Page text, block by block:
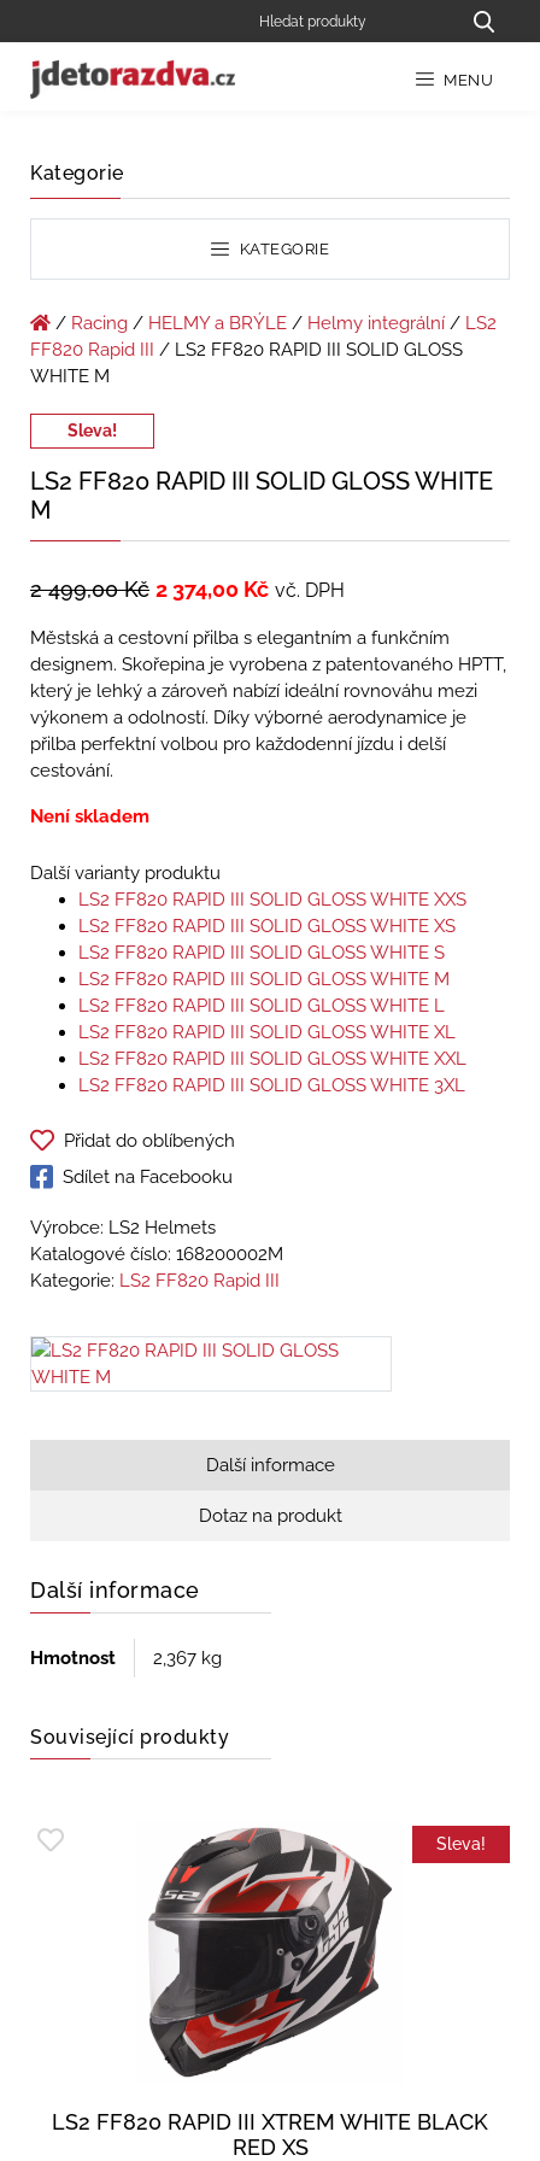
MENU
Kategorie
KATEGORIE
/ Racing / HELMY a BRÝLE / Helmy integrální / LS2
FF820 Rapid III
/ LS2 FF820 RAPID III SOLID GLOSS
WHITE M
Sleva!
LS2 FF820 RAPID III SOLID GLOSS WHITE
M
2 499,00Kč 2 374,00 Kč vč. DPH
Městská a cestovní přilba s elegantním a funkčním
designem. Skořepina je vyrobena z patentovaného HPTT,
který je lehký a zároveň nabízí ideální rovnováhu mezi
výkonem a odolností. Díky výborné aerodynamice je
přilba perfektní volbou pro každodenní jízdu i delší
cestování.
Není skladem
Další varianty produktu
LS2 FF820 RAPID III SOLID GLOSS WHITE XXS
LS2 FF820 RAPID III SOLID GLOSS WHITE XS
LS2 FF820 RAPID III SOLID GLOSS WHITE S
LS2 FF820 RAPID III SOLID GLOSS WHITE M
LS2 FF820 RAPID III SOLID GLOSS WHITE L
LS2 FF820 RAPID III SOLID GLOSS WHITE XL
LS2 FF820 RAPID III SOLID GLOSS WHITE XXL
LS2 FF820 RAPID III SOLID GLOSS WHITE 3XL
Přidat do oblíbených
Sdílet na Facebooku
Výrobce: LS2 Helmets
Katalogové číslo: 168200002M
Kategorie: LS2 FF820 Rapid III
Další informace
Dotaz na produkt
Další informace
Hmotnost 2,367 kg
Související produkty
Sleva!
LS2 FF820 RAPID III XTREM WHITE BLACK
RED XS